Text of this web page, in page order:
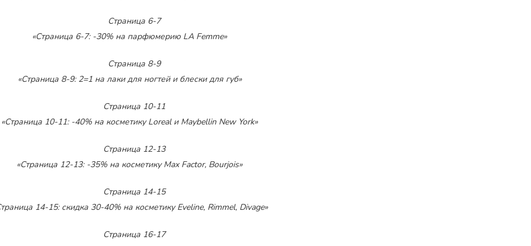
«Страница 6-7: -30% на парфюмерию LA Femme»
«Страница 8-9: 2=1 на лаки для ногтей и блески для губ»
«Страница 10-11: -40% на косметику Loreal и Maybellin New York»
«Страница 12-13: -35% на косметику Max Factor, Bourjois»
14-15: скидка 30-40% на косметику Eveline, Rimmel, Divage»